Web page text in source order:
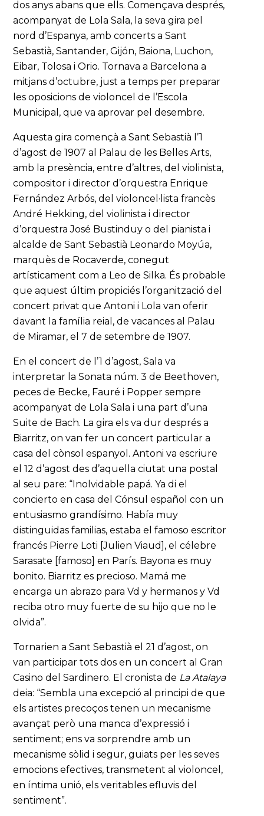
dos anys abans que ells. Començava després,
acompanyat de Lola Sala, la seva gira pel
nord d’Espanya, amb concerts a Sant
Sebastià, Santander, Gijón, Baiona, Luchon,
Eibar, Tolosa i Orio. Tornava a Barcelona a
mitjans d’octubre, just a temps per preparar
les oposicions de violoncel de l’Escola
Municipal, que va aprovar pel desembre.
Aquesta gira començà a Sant Sebastià l’1
d’agost de 1907 al Palau de les Belles Arts,
amb la presència, entre d’altres, del violinista,
compositor i director d’orquestra Enrique
Fernández Arbós, del violoncel·lista francès
André Hekking, del violinista i director
d’orquestra José Bustinduy o del pianista i
alcalde de Sant Sebastià Leonardo Moyúa,
marquès de Rocaverde, conegut
artísticament com a Leo de Silka. És probable
que aquest últim propiciés l’organització del
concert privat que Antoni i Lola van oferir
davant la família reial, de vacances al Palau
de Miramar, el 7 de setembre de 1907.
En el concert de l’1 d’agost, Sala va
interpretar la Sonata núm. 3 de Beethoven,
peces de Becke, Fauré i Popper sempre
acompanyat de Lola Sala i una part d’una
Suite de Bach. La gira els va dur després a
Biarritz, on van fer un concert particular a
casa del cònsol espanyol. Antoni va escriure
el 12 d’agost des d’aquella ciutat una postal
al seu pare: “Inolvidable papá. Ya di el
concierto en casa del Cónsul español con un
entusiasmo grandísimo. Había muy
distinguidas familias, estaba el famoso escritor
francés Pierre Loti [Julien Viaud], el célebre
Sarasate [famoso] en París. Bayona es muy
bonito. Biarritz es precioso. Mamá me
encarga un abrazo para Vd y hermanos y Vd
reciba otro muy fuerte de su hijo que no le
olvida”.
Tornarien a Sant Sebastià el 21 d’agost, on
van participar tots dos en un concert al Gran
Casino del Sardinero. El cronista de La Atalaya
deia: “Sembla una excepció al principi de que
els artistes precoços tenen un mecanisme
avançat però una manca d’expressió i
sentiment; ens va sorprendre amb un
mecanisme sòlid i segur, guiats per les seves
emocions efectives, transmetent al violoncel,
en íntima unió, els veritables efluvis del
sentiment”.